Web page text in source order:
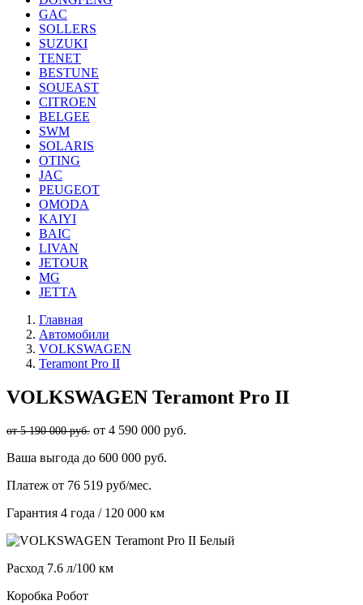
GAC
SOLLERS
SUZUKI
TENET
BESTUNE
SOUEAST
CITROEN
BELGEE
SWM
SOLARIS
OTING
JAC
PEUGEOT
OMODA
KAIYI
BAIC
LIVAN
JETOUR
MG
JETTA
Главная
Автомобили
VOLKSWAGEN
Teramont Pro II
VOLKSWAGEN Teramont Pro II
от 5 190 000 руб. от 4 590 000 руб.
Ваша выгода до 600 000 руб.
Платеж от 76 519 руб/мес.
Гарантия 4 года / 120 000 км
Расход 7.6 л/100 км
Коробка Робот